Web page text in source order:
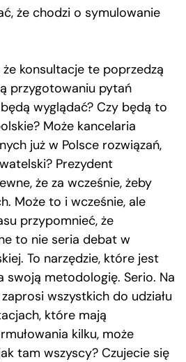
że chodzi o symulowanie
konsultacje te poprzedzą
przygotowaniu pytań
wyglądać? Czy będą to
Może kancelaria
już w Polsce rozwiązań,
Prezydent
że za wcześnie, żeby
Może to i wcześnie, ale
przypomnieć, że
to nie seria debat w
To narzędzie, które jest
swoją metodologię. Serio. Na
wszystkich do udziału
które mają
kilku, może
tam wszyscy? Czujecie się